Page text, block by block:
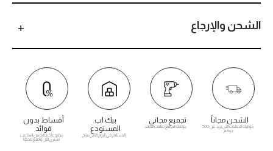
الشحن والإرجاع
الشحن مجاناً
مؤهلة للطلبات التي تزيد عن 500
درهم
تجميع مجاني
مؤهلة لجميع طلبات الأثاث
بيك اب
المستودع
الاستلام في اليوم التالي متاح
أقساط بدون
فوائد
مدفوعات خالية من المتاعب.
اشتري الآن وادفع لاحقًا!